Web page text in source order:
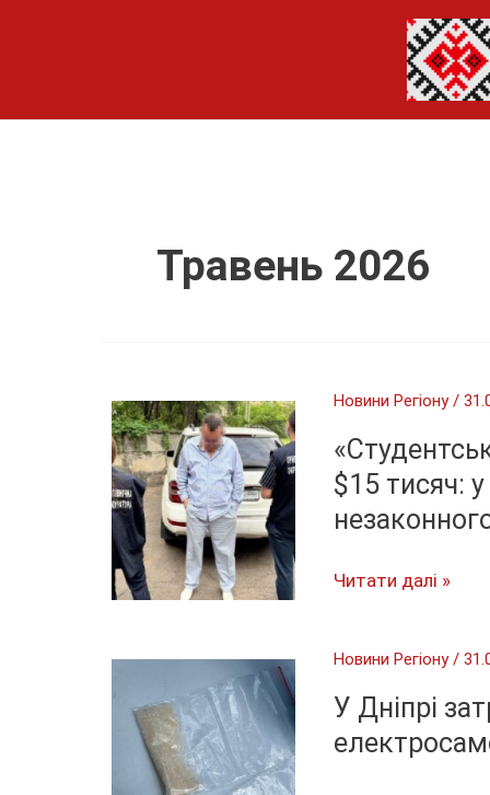
Травень 2026
Новини Регіону/
$15 тисяч:
«Студентський
відстрочки
за
$15
Читати далі »
Новини Регіону/
У Дніпрі